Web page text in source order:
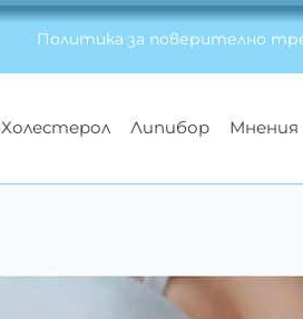
Политика за поверително
Холестерол Липибор Мнения